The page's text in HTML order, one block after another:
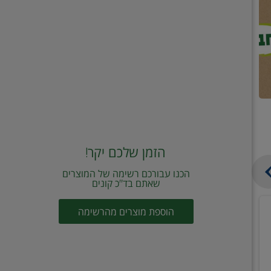
הזמן שלכם יקר!
הכנו עבורכם רשימה של המוצרים
שאתם בד"כ קונים
הוספת מוצרים מהרשימה